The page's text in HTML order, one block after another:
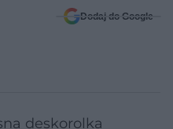
Dodaj do Google
deskorolka